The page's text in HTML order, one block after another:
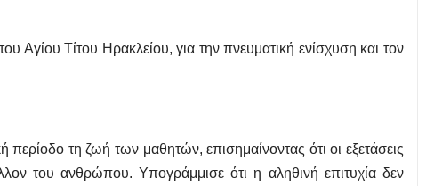
Αγίου Τίτου Ηρακλείου, για την πνευματική ενίσχυση και τον
τη ζωή των μαθητών, επισημαίνοντας ότι οι εξετάσεις
του ανθρώπου. Υπογράμμισε ότι η αληθινή επιτυχία δεν